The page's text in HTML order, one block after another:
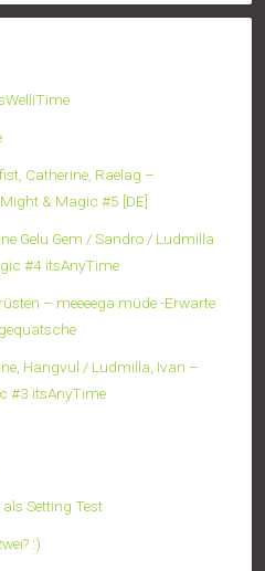
Catherine, Raelag –
& Magic #5 [DE]
Gelu Gem / Sandro / Ludmilla
#4 itsAnyTime
– meeeega müde -Erwarte
Hangvul / Ludmilla, Ivan –
#3 itsAnyTime
Setting Test
:)